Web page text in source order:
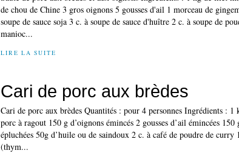
de chou de Chine 3 gros oignons 5 gousses d'ail 1 morceau de
soupe de sauce soja 3 c. à soupe de sauce d'huître 2 c. à soupe de
manioc...
LIRE LA SUITE
Cari de porc aux brèdes
Cari de porc aux brèdes Quantités : pour 4 personnes Ingrédients : 1
porc à ragout 150 g d’oignons émincés 2 gousses d’ail émincées 150
épluchées 50g d’huile ou de saindoux 2 c. à café de poudre de curry
(thym...